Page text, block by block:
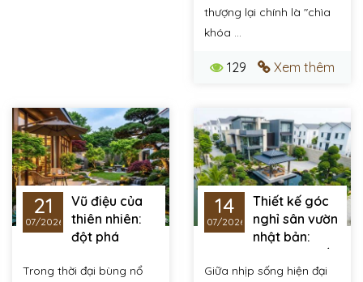
thượng lại chính là "chìa
khóa ...
129 Xem thêm
21
07/2026
Vũ điệu của
thiên nhiên:
đột phá
cafe & resort nhờ
Trong thời đại bùng nổ
14
07/2026
Thiết kế góc
nghỉ sân vườn
nhật bản:
Khoảng lặng giữa sắc
xanh - nơi bình yên
Giữa nhịp sống hiện đại